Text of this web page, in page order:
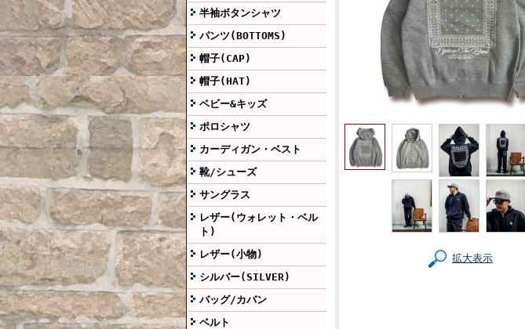
半袖ボタンシャツ
パンツ(BOTTOMS)
帽子(CAP)
帽子(HAT)
ベビー&キッズ
ポロシャツ
カーディガン・ベスト
靴/シューズ
サングラス
レザー(ウォレット・ベル
ト)
レザー(小物)
シルバー(SILVER)
バッグ/カバン
ベルト
拡大表示